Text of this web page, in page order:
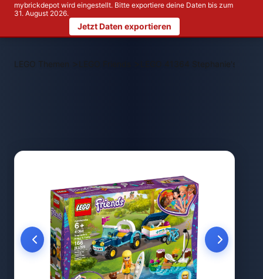
mybrickdepot wird eingestellt. Bitte exportiere deine Daten bis zum
31. August 2026.
Jetzt Daten exportieren
LEGO Themen > LEGO 41364 Stephanie's